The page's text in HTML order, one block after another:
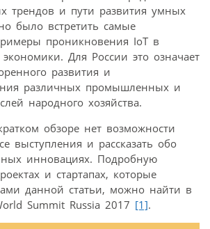
трендов и пути развития умных
было встретить самые
проникновения IoT в
Для России это означает
развития и
различных промышленных и
народного хозяйства.
обзоре нет возможности
выступления и рассказать обо
инновациях. Подробную
и стартапах, которые
данной статьи, можно найти в
Summit Russia 2017 [1].